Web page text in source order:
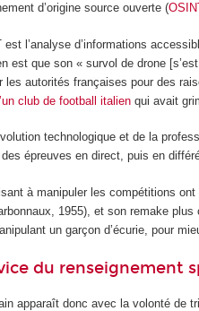
d’origine source ouverte (
est l’analyse d’informations
est que son « survol de drone
les autorités françaises pour des
club de football italien qui avait
technologique et de la
épreuves en direct, puis en
à manipuler les compétitions
1955), et son remake
un garçon d’écurie, pour
du renseignement
apparaît donc avec la volonté de